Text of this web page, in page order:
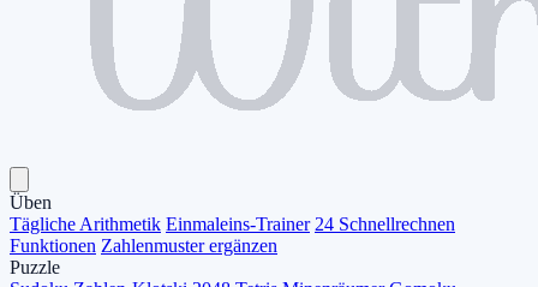
Üben
Tägliche Arithmetik Einmaleins-Trainer 24 Schnellrechnen
Funktionen Zahlenmuster ergänzen
Puzzle